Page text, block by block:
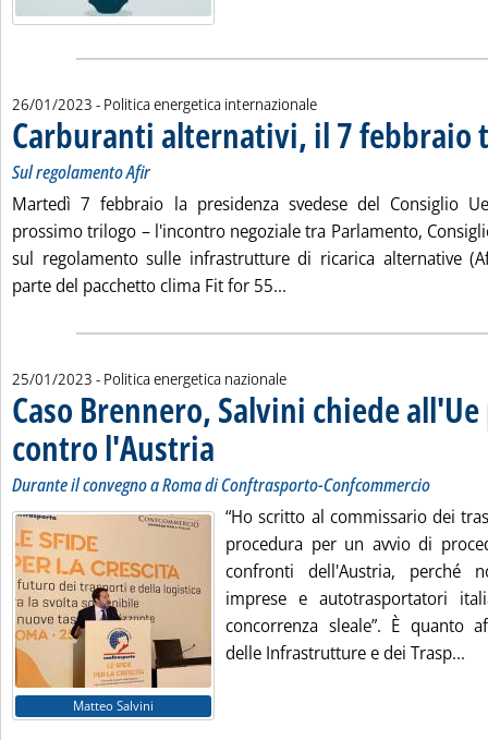
26/01/2023 - Politica energetica internazionale
Carburanti alternativi, il 7 febbraio
Sul regolamento Afir
Martedì 7 febbraio la presidenza svedese del Consiglio
prossimo trilogo – l'incontro negoziale tra Parlamento,
sul regolamento sulle infrastrutture di ricarica alternative
parte del pacchetto clima Fit for 55...
25/01/2023 - Politica energetica nazionale
Caso Brennero, Salvini chiede
contro l'Austria . Sottotitolo: Durante il convegno a Roma di
Durante il convegno a Roma di Conftrasporto-Confcommercio
Matteo Salvini
“Ho scritto al commissario dei
procedura per un avvio di
confronti dell'Austria, perché
imprese e autotrasportatori
concorrenza sleale”. È quanto
delle Infrastrutture e dei Trasp...